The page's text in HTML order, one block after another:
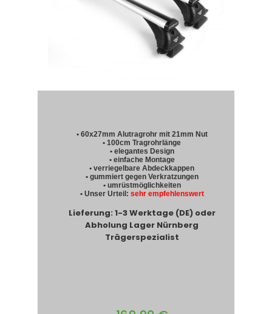
• 60x27mm Alutragrohr mit 21mm Nut
• 100cm Tragrohrlänge
• elegantes Design
• einfache Montage
• verriegelbare Abdeckkappen
• gummiert gegen Verkratzungen
• umrüstmöglichkeiten
• Unser Urteil: sehr empfehlenswert
Lieferung: 1-3 Werktage (DE) oder
Abholung Lager Nürnberg
Trägerspezialist